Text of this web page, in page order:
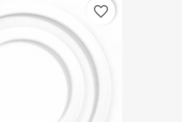
favorite_border